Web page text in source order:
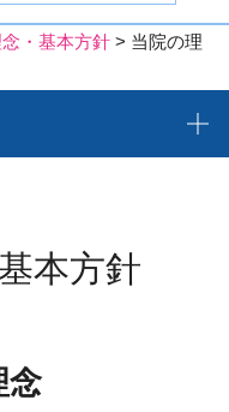
・基本方針 > 当院の理
本方針
念